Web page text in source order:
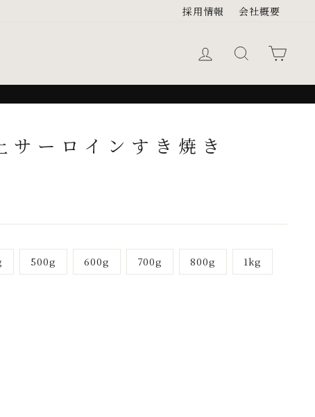
採用情報 会社概要
ログイン キーワード検
ーロインすき焼き
500g 600g 700g 800g 1kg